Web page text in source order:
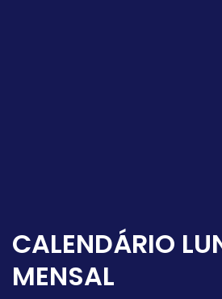
CALENDÁRIO
MENSAL